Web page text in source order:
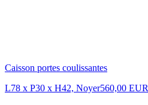
Caisson portes coulissantes
L78 x P30 x H42, Noyer560,00 EUR